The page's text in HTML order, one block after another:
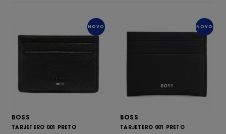
NOVO
BOSS
TARJETERO 001 PRETO
NOVO
BOSS
TARJETERO 001 PRETO